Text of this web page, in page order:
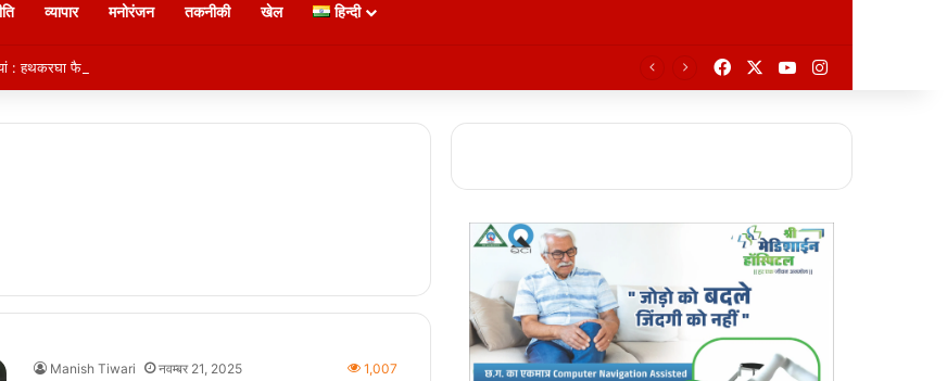
व्यापार मनोरंजन तकनीकी खेल हिन्दी
: हथकरघा फैशन शो में दिखाया हुनर, मुख्यमंत्री साय ने जमकर सराहा Facebook YouTube
Manish Tiwari नवम्बर 21, 2025 1,007